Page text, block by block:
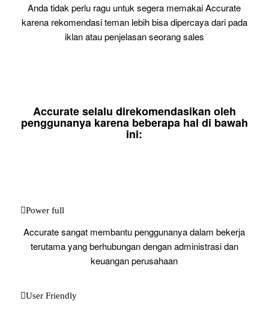
Anda tidak perlu ragu untuk segera memakai Accurate
karena rekomendasi teman lebih bisa dipercaya dari pada
iklan atau penjelasan seorang sales
Accurate selalu direkomendasikan oleh
penggunanya karena beberapa hal di bawah
ini:
Power full
Accurate sangat membantu penggunanya dalam bekerja
terutama yang berhubungan dengan administrasi dan
keuangan perusahaan
User Friendly